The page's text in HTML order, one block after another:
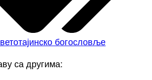
богословље
са другима: